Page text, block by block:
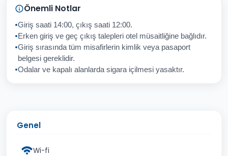
Sorunuz
İptal Gönder
Önemli Notlar
Giriş saati 14:00, çıkış saati 12:00.
Erken giriş ve geç çıkış talepleri otel müsaitliğine bağlıdır.
Giriş sırasında tüm misafirlerin kimlik veya pasaport
belgesi gereklidir.
Odalar ve kapalı alanlarda sigara içilmesi yasaktır.
Genel
Wi-fi